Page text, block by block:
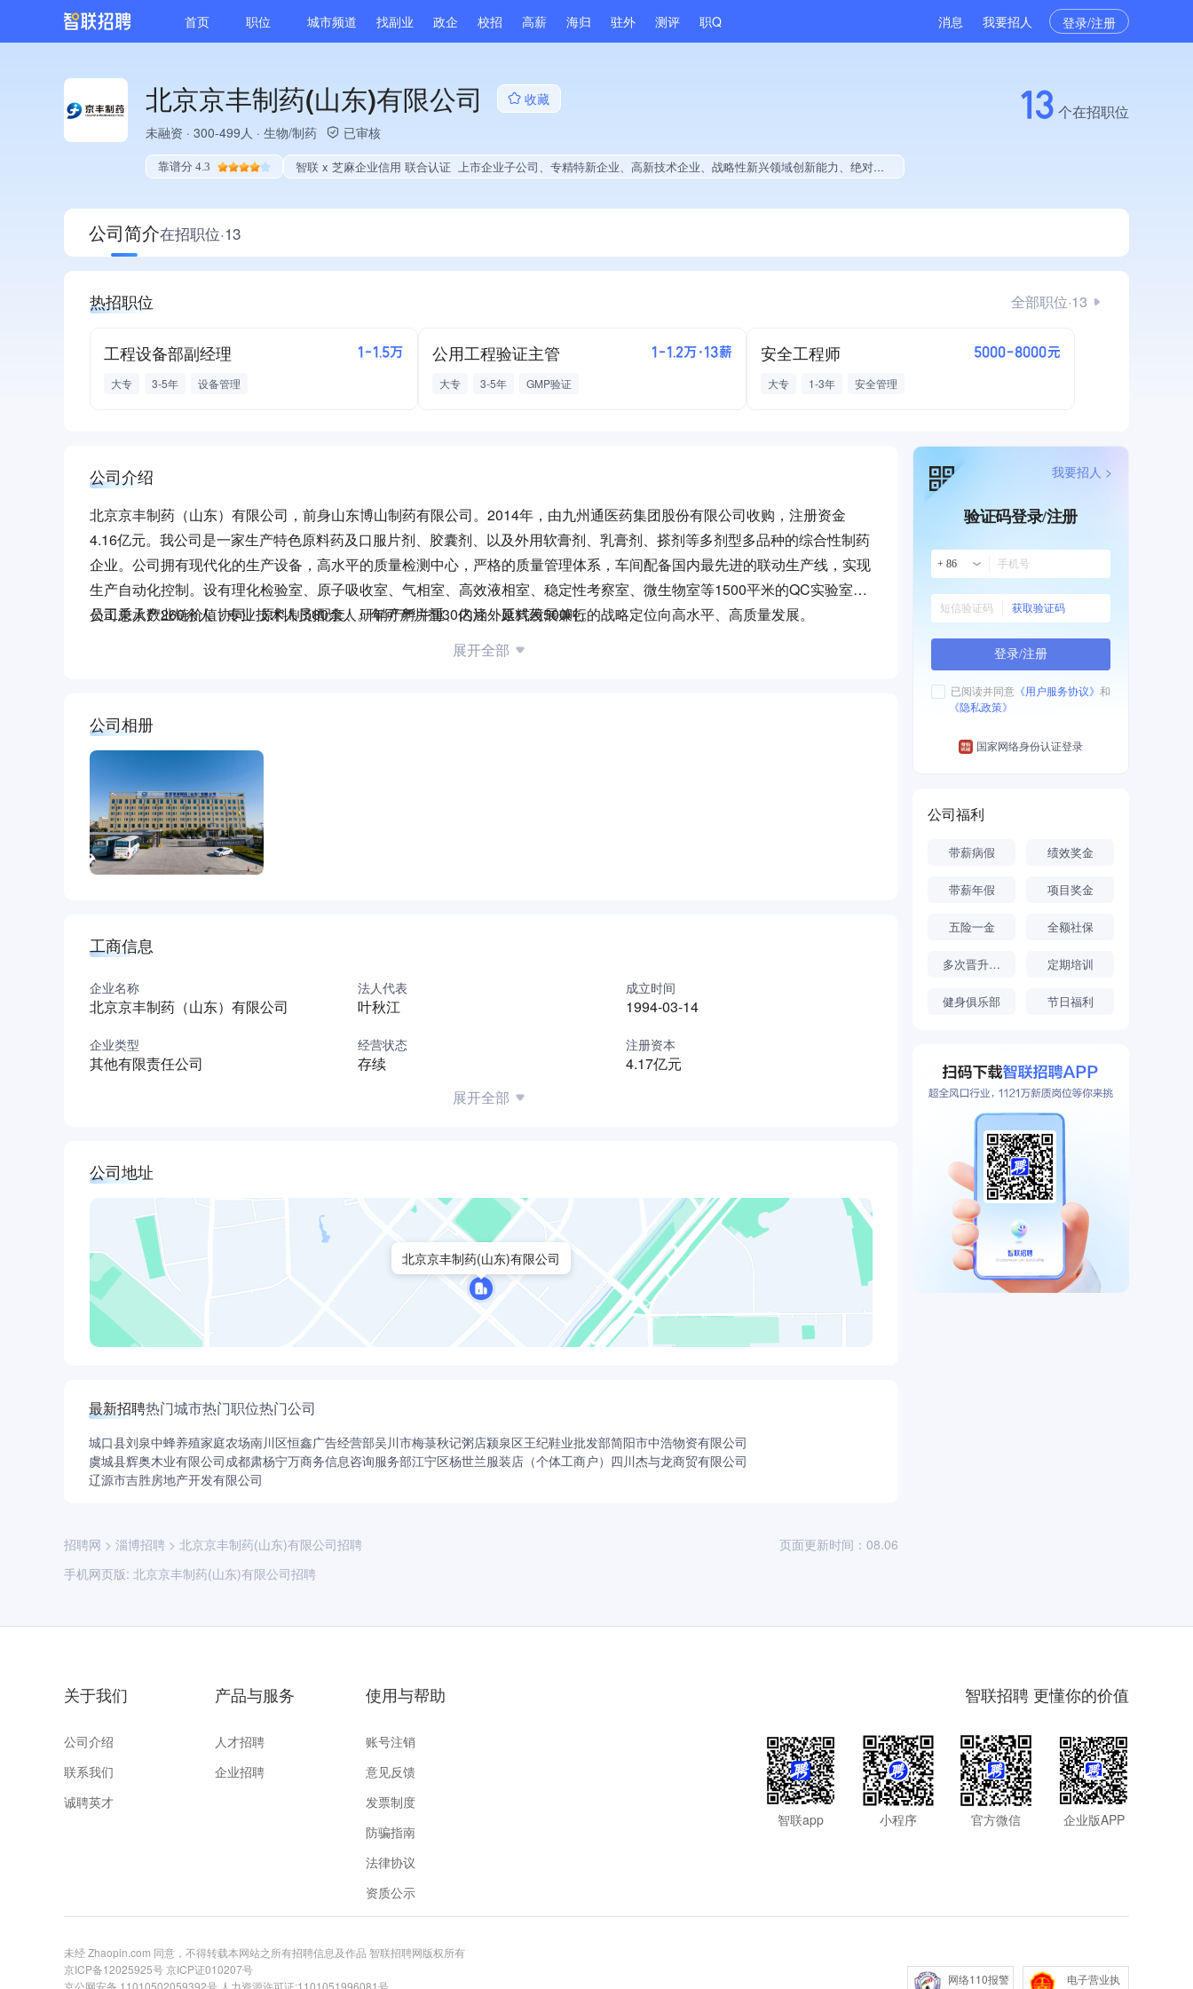
首页 职位 城市频道 找副业 政企 校招 高薪 海归 驻外 测评 职Q 消息 我要招人 登录/注册
北京京丰制药(山东)有限公司
收藏
未融资 · 300-499人 · 生物/制药 已审核
靠谱分 4.3 智联 x 芝麻企业信用 联合认证 上市企业子公司、专精特新企业、高新技术企业、战略性新兴领域创新能力、绝对控股2家公司、旗下品牌同行前5%、A级纳税人、多产业布局、拥有节能环保技术、拥有自主品牌、拥有发明专利、专利授权量同领域前5%、技术布局行业领先、经营年限全国同行前5%、集团成员、创新型中小企业、大学生就业贡献、拥有工艺创新能力
13 个在招职位
公司简介在招职位·13
热招职位 全部职位·13
工程设备部副经理 1-1.5万
大专 3-5年 设备管理
公用工程验证主管 1-1.2万·13薪
大专 3-5年 GMP验证
安全工程师 5000-8000元
大专 1-3年 安全管理
公司介绍
北京京丰制药（山东）有限公司，前身山东博山制药有限公司。2014年，由九州通医药集团股份有限公司收购，注册资金
4.16亿元。我公司是一家生产特色原料药及口服片剂、胶囊剂、以及外用软膏剂、乳膏剂、搽剂等多剂型多品种的综合性制药
企业。公司拥有现代化的生产设备，高水平的质量检测中心，严格的质量管理体系，车间配备国内最先进的联动生产线，实现
生产自动化控制。设有理化检验室、原子吸收室、气相室、高效液相室、稳定性考察室、微生物室等1500平米的QC实验室。
员工总人数260余人，专业技术人员80余人。年可产片剂30亿片，原料药500吨。
公司秉承产业链价值协同、原料制剂配套、研销产孵并重、内涵外延式发展兼行的战略定位向高水平、高质量发展。
展开全部
公司相册
工商信息
企业名称
北京京丰制药（山东）有限公司
法人代表
叶秋江
成立时间
1994-03-14
企业类型
其他有限责任公司
经营状态
存续
注册资本
4.17亿元
展开全部
公司地址
北京京丰制药(山东)有限公司
最新招聘热门城市热门职位热门公司
城口县刘泉中蜂养殖家庭农场南川区恒鑫广告经营部吴川市梅菉秋记粥店颍泉区王纪鞋业批发部简阳市中浩物资有限公司
虞城县辉奥木业有限公司成都肃杨宁万商务信息咨询服务部江宁区杨世兰服装店（个体工商户） 四川杰与龙商贸有限公司
辽源市吉胜房地产开发有限公司
招聘网 > 淄博招聘 > 北京京丰制药(山东)有限公司招聘
手机网页版: 北京京丰制药(山东)有限公司招聘
页面更新时间：08.06
验证码登录/注册
+ 86
获取验证码
登录/注册
已阅读并同意 《用户服务协议》 和
《隐私政策》
国家网络身份认证登录
我要招人 >
公司福利
带薪病假 绩效奖金
带薪年假 项目奖金
五险一金 全额社保
多次晋升机会 定期培训
健身俱乐部 节日福利
关于我们
公司介绍
联系我们
诚聘英才
产品与服务
人才招聘
企业招聘
使用与帮助
账号注销
意见反馈
发票制度
防骗指南
法律协议
资质公示
智联招聘 更懂你的价值
智联app 小程序 官方微信 企业版APP
未经 Zhaopin.com 同意，不得转载本网站之所有招聘信息及作品 智联招聘网版权所有
京ICP备12025925号京ICP证010207号
京公网安备 11010502059392号 人力资源许可证:1101051996081号
网络110报警
电子营业执